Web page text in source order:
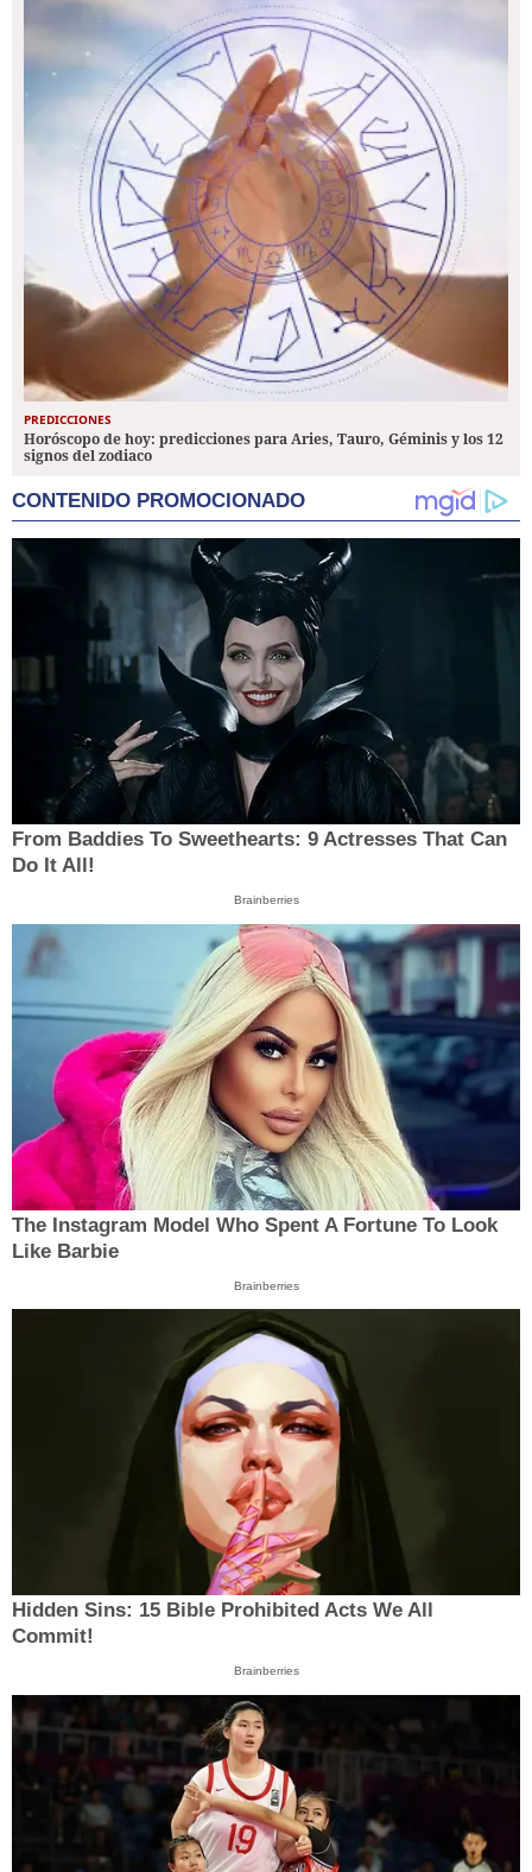
PREDICCIONES
Horóscopo de hoy: predicciones para Aries, Tauro, Géminis y los 12
signos del zodiaco
CONTENIDO PROMOCIONADO
From Baddies To Sweethearts: 9 Actresses That Can
Do It All!
Brainberries
The Instagram Model Who Spent A Fortune To Look
Like Barbie
Brainberries
Hidden Sins: 15 Bible Prohibited Acts We All
Commit!
Brainberries